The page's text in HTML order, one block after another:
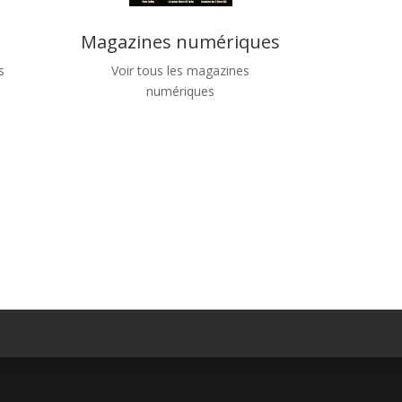
Magazines numériques
Voir tous les magazines
numériques